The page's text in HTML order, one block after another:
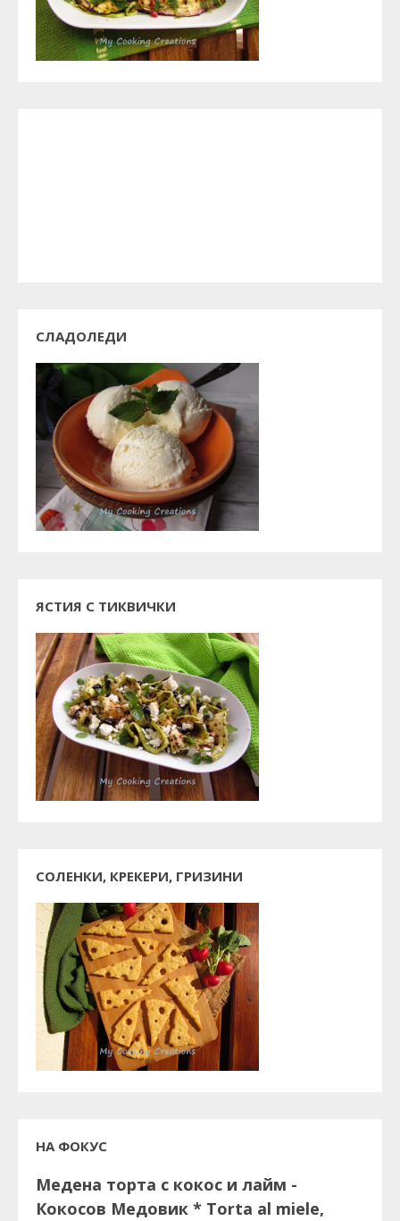
СЛАДОЛЕДИ
ЯСТИЯ С ТИКВИЧКИ
СОЛЕНКИ, КРЕКЕРИ, ГРИЗИНИ
НА ФОКУС
Медена торта с кокос и лайм -
Кокосов Медовик * Torta al miele,